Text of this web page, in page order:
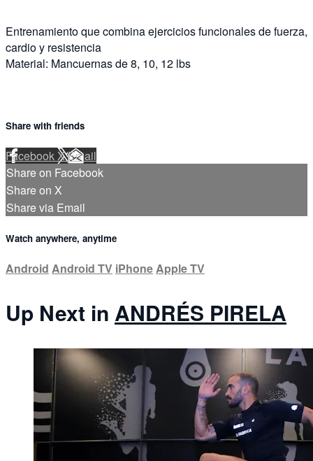
Entrenamiento que combina ejercicios funcionales de fuerza,
cardio y resistencia
Material: Mancuernas de 8, 10, 12 lbs
Share with friends
FacebookXEmail
Share on Facebook
Share on X
Share via Email
Watch anywhere, anytime
Android Android TV iPhoneApple TV
Up Next in ANDRÉS PIRELA